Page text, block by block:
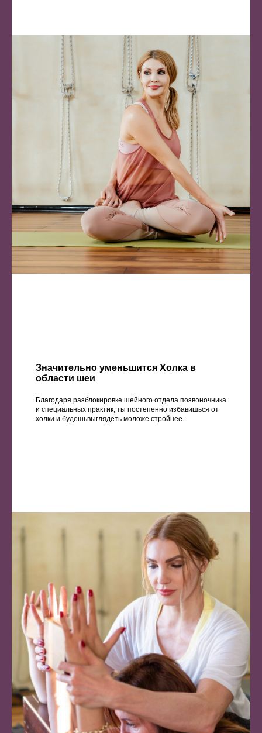
Значительно уменьшится Холка в
области шеи
Благодаря разблокировке шейного отдела позвоночника
и специальных практик, ты постепенно избавишься от
холки и будешьвыглядеть моложе стройнее.